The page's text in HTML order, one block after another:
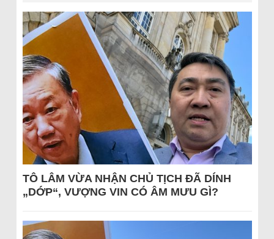
TÔ LÂM VỪA NHẬN CHỦ TỊCH ĐÃ DÍNH
„DỚP“, VƯỢNG VIN CÓ ÂM MƯU GÌ?